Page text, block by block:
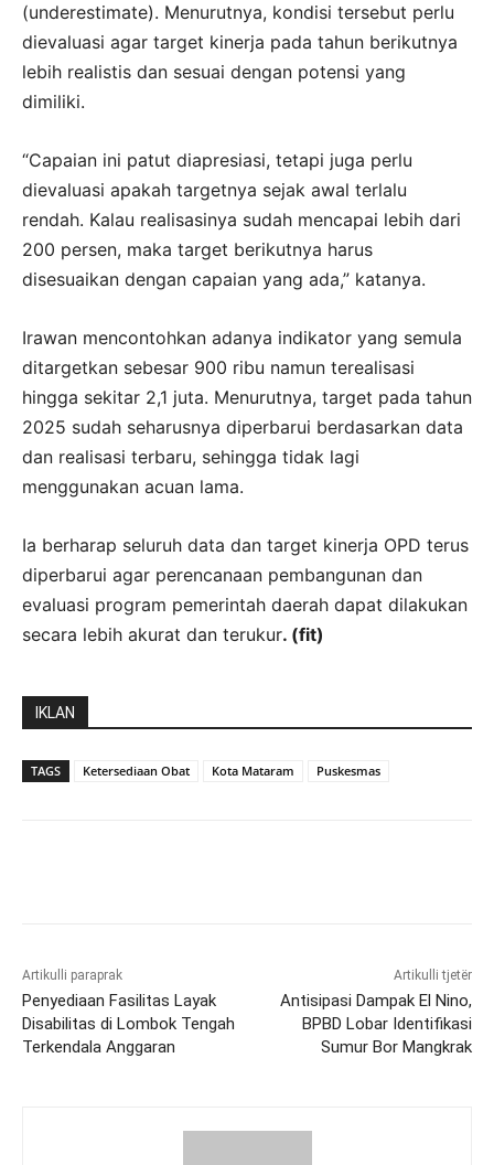
(underestimate). Menurutnya, kondisi tersebut perlu
dievaluasi agar target kinerja pada tahun berikutnya
lebih realistis dan sesuai dengan potensi yang
dimiliki.
“Capaian ini patut diapresiasi, tetapi juga perlu
dievaluasi apakah targetnya sejak awal terlalu
rendah. Kalau realisasinya sudah mencapai lebih dari
200 persen, maka target berikutnya harus
disesuaikan dengan capaian yang ada,” katanya.
Irawan mencontohkan adanya indikator yang semula
ditargetkan sebesar 900 ribu namun terealisasi
hingga sekitar 2,1 juta. Menurutnya, target pada tahun
2025 sudah seharusnya diperbarui berdasarkan data
dan realisasi terbaru, sehingga tidak lagi
menggunakan acuan lama.
Ia berharap seluruh data dan target kinerja OPD terus
diperbarui agar perencanaan pembangunan dan
evaluasi program pemerintah daerah dapat dilakukan
secara lebih akurat dan terukur. (fit)
IKLAN
TAGS Ketersediaan Obat Kota Mataram Puskesmas
Artikulli paraprak
Penyediaan Fasilitas Layak
Disabilitas di Lombok Tengah
Terkendala Anggaran
Artikulli tjetër
Antisipasi Dampak El Nino,
BPBD Lobar Identifikasi
Sumur Bor Mangkrak